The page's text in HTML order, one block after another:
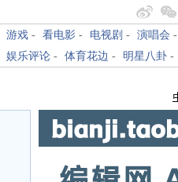
游戏 - 看电影 - 电视剧 - 演唱会 -
娱乐评论 - 体育花边 - 明星八卦 -